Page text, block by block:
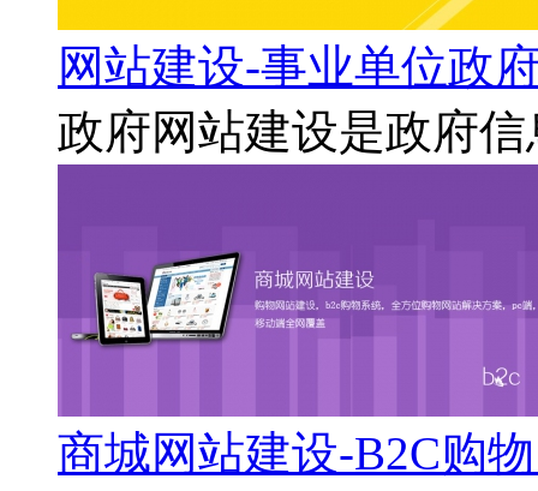
网站建设-事业单位政
政府网站建设是政府
商城网站建设-B2C购